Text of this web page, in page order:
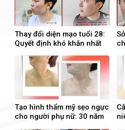
Thay đổi diện mạo tuổi 28:
Quyết định khó khăn nhất
nhất
Tạo hình thẩm mỹ sẹo ngực
cho người phụ nữ: 30 năm